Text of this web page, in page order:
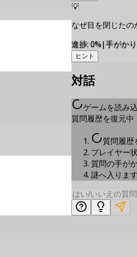
💡
なぜ目を閉じたの
進捗:0%|手がかり
ヒント
対話
ゲームを読み
質問履歴を復元中
質問履歴
プレイヤー
質問の手が
謎へ入ります